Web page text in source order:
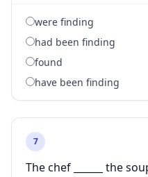
were finding
had been finding
found
have been finding
7
The chef ______ the